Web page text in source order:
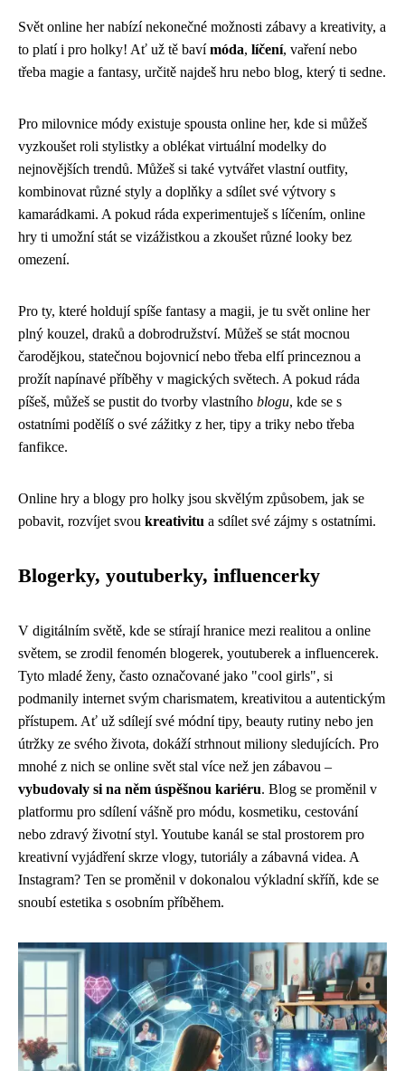
Svět online her nabízí nekonečné možnosti zábavy a kreativity, a
to platí i pro holky! Ať už tě bavímóda, líčení, vaření nebo
třeba magie a fantasy, určitě najdeš hru nebo blog, který ti sedne.
Pro milovnice módy existuje spousta online her, kde si můžeš
vyzkoušet roli stylistky a oblékat virtuální modelky do
nejnovějších trendů. Můžeš si také vytvářet vlastní outfity,
kombinovat různé styly a doplňky a sdílet své výtvory s
kamarádkami. A pokud ráda experimentuješ s líčením, online
hry ti umožní stát se vizážistkou a zkoušet různé looky bez
omezení.
Pro ty, které holdují spíše fantasy a magii, je tu svět online her
plný kouzel, draků a dobrodružství. Můžeš se stát mocnou
čarodějkou, statečnou bojovnicí nebo třeba elfí princeznou a
prožít napínavé příběhy v magických světech. A pokud ráda
píšeš, můžeš se pustit do tvorby vlastního blogu, kde se s
ostatními podělíš o své zážitky z her, tipy a triky nebo třeba
fanfikce.
Online hry a blogy pro holky jsou skvělým způsobem, jak se
pobavit, rozvíjet svou kreativitu a sdílet své zájmy s ostatními.
Blogerky, youtuberky, influencerky
V digitálním světě, kde se stírají hranice mezi realitou a online
světem, se zrodil fenomén blogerek, youtuberek a influencerek.
Tyto mladé ženy, často označované jako "cool girls", si
podmanily internet svým charismatem, kreativitou a autentickým
přístupem. Ať už sdílejí své módní tipy, beauty rutiny nebo jen
útržky ze svého života, dokáží strhnout miliony sledujících. Pro
mnohé z nich se online svět stal více než jen zábavou –
vybudovaly si na něm úspěšnou kariéru. Blog se proměnil v
platformu pro sdílení vášně pro módu, kosmetiku, cestování
nebo zdravý životní styl. Youtube kanál se stal prostorem pro
kreativní vyjádření skrze vlogy, tutoriály a zábavná videa. A
Instagram? Ten se proměnil v dokonalou výkladní skříň, kde se
snoubí estetika s osobním příběhem.